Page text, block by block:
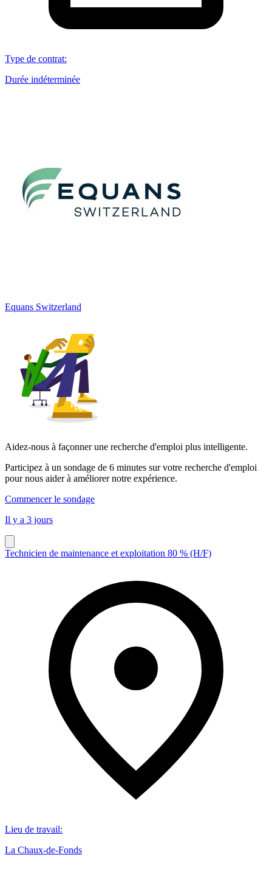
Type de contrat:
Durée indéterminée
Equans Switzerland
Aidez-nous à façonner une recherche d'emploi plus intelligente.
Participez à un sondage de 6 minutes sur votre recherche d'emploi
pour nous aider à améliorer notre expérience.
Commencer le sondage
Il y a 3 jours
Technicien de maintenance et exploitation 80 % (H/F)
Lieu de travail:
La Chaux-de-Fonds